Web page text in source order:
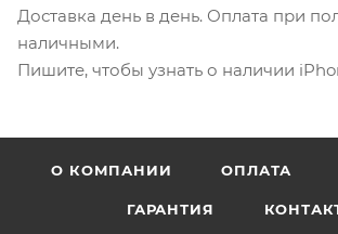
Доставка день в день. Оплата при
наличными.
Пишите, чтобы узнать о наличии
О КОМПАНИИ ОПЛАТА
ГАРАНТИЯ